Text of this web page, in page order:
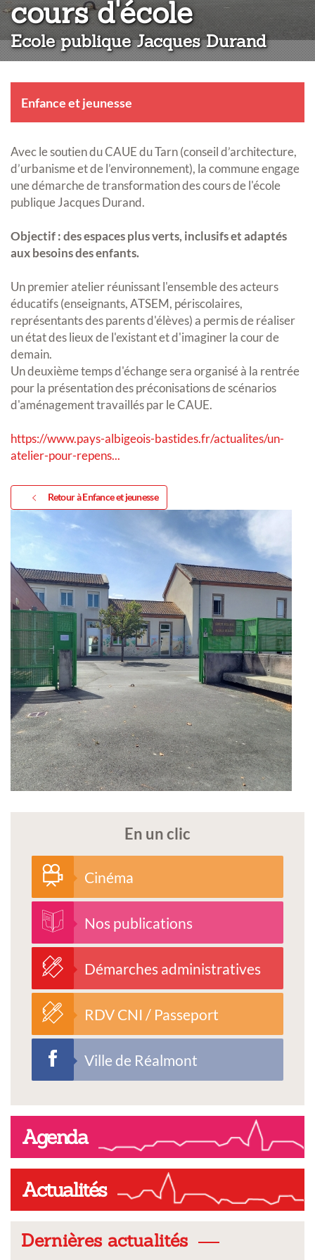
cours d'école:
Ecole publique Jacques Durand
Enfance et jeunesse
Avec le soutien du CAUE du Tarn (conseil d’architecture,
d’urbanisme et de l’environnement), la commune engage
une démarche de transformation des cours de l'école
publique Jacques Durand.
Objectif : des espaces plus verts, inclusifs et adaptés
aux besoins des enfants.
Un premier atelier réunissant l'ensemble des acteurs
éducatifs (enseignants, ATSEM, périscolaires,
représentants des parents d'élèves) a permis de réaliser
un état des lieux de l'existant et d'imaginer la cour de
demain.
Un deuxième temps d'échange sera organisé à la rentrée
pour la présentation des préconisations de scénarios
d'aménagement travaillés par le CAUE.
https://www.pays-albigeois-bastides.fr/actualites/un-
atelier-pour-repens...
Retour à Enfance et jeunesse
En un clic
Cinéma
Nos publications
Démarches administratives
RDV CNI / Passeport
Ville de Réalmont
Agenda
Actualités
Dernières actualités